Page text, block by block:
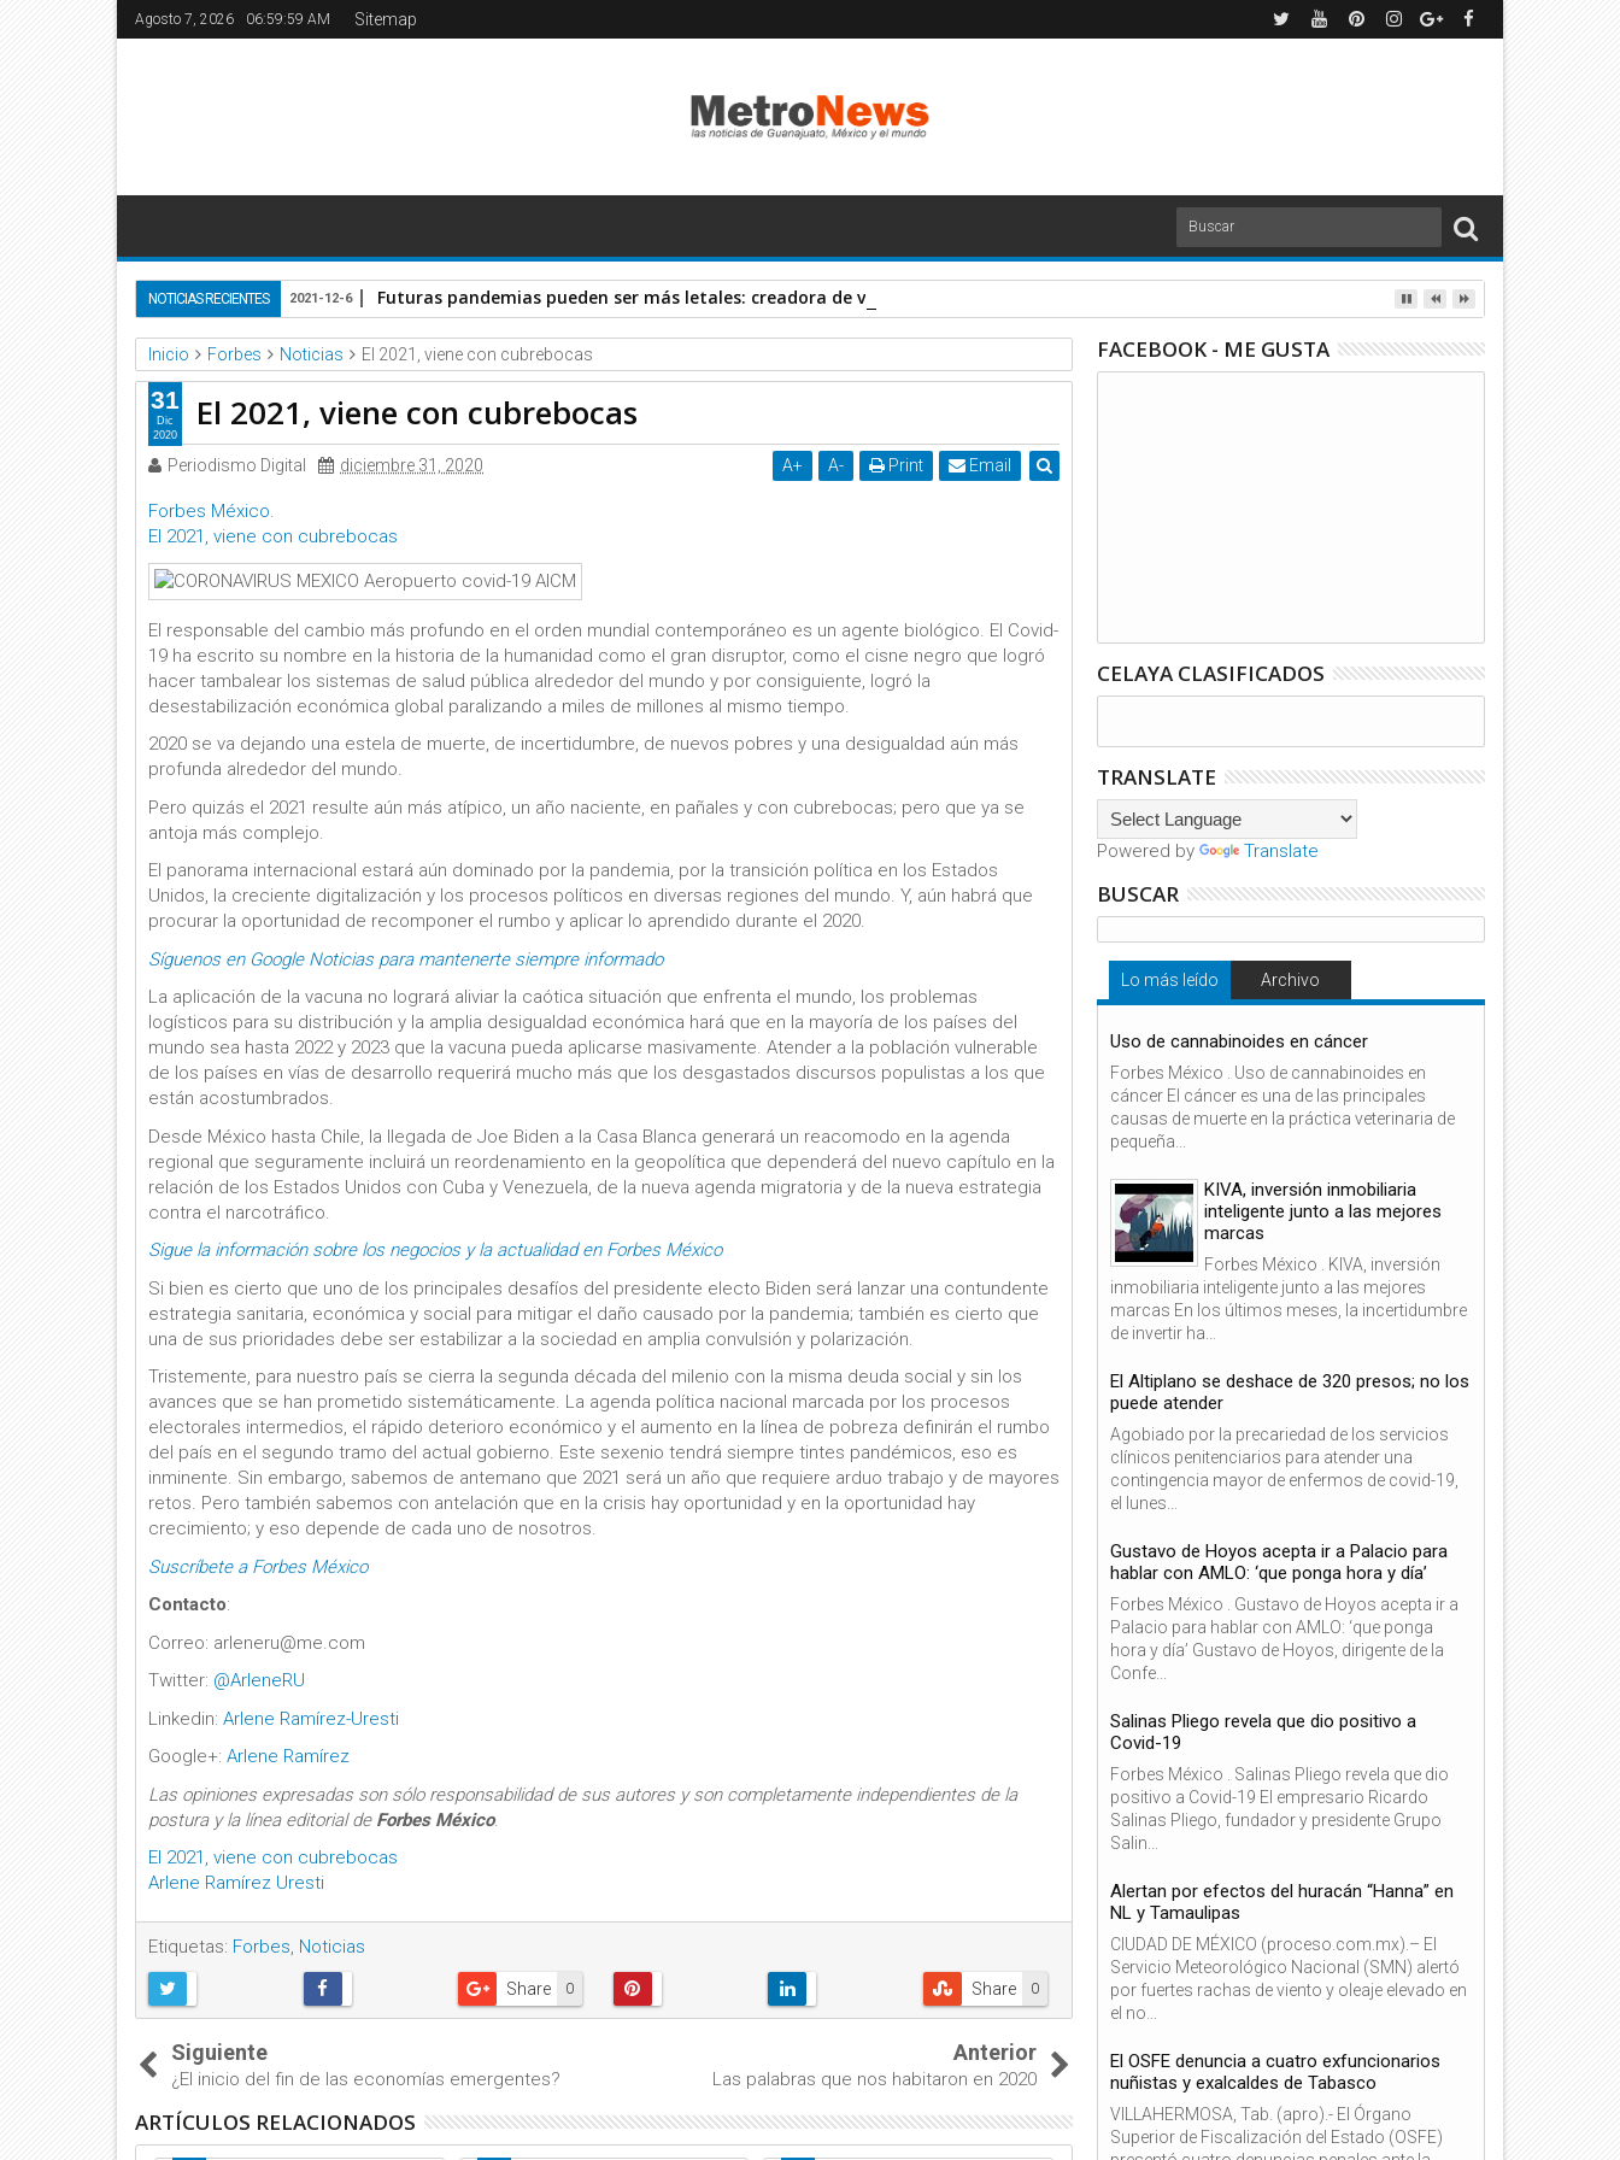
Agosto 7, 2026 07:00:00 AM Sitemap
NOTICIAS RECIENTES Futuras pandemias pueden ser más letales: creadora de vacuna AstraZeneca
2021-12-6
Inicio Forbes Noticias El 2021, viene con cubrebocas
El 2021, viene con cubrebocas
Periodismo Digital diciembre 31, 2020 A+ A- Print Email
Forbes México.
El 2021, viene con cubrebocas
El responsable del cambio más profundo en el orden mundial contemporáneo es un agente biológico. El Covid-
19 ha escrito su nombre en la historia de la humanidad como el gran disruptor, como el cisne negro que logró
hacer tambalear los sistemas de salud pública alrededor del mundo y por consiguiente, logró la
desestabilización económica global paralizando a miles de millones al mismo tiempo.
2020 se va dejando una estela de muerte, de incertidumbre, de nuevos pobres y una desigualdad aún más
profunda alrededor del mundo.
Pero quizás el 2021 resulte aún más atípico, un año naciente, en pañales y con cubrebocas; pero que ya se
antoja más complejo.
El panorama internacional estará aún dominado por la pandemia, por la transición política en los Estados
Unidos, la creciente digitalización y los procesos políticos en diversas regiones del mundo. Y, aún habrá que
procurar la oportunidad de recomponer el rumbo y aplicar lo aprendido durante el 2020.
Síguenos en Google Noticias para mantenerte siempre informado
La aplicación de la vacuna no logrará aliviar la caótica situación que enfrenta el mundo, los problemas
logísticos para su distribución y la amplia desigualdad económica hará que en la mayoría de los países del
mundo sea hasta 2022 y 2023 que la vacuna pueda aplicarse masivamente. Atender a la población vulnerable
de los países en vías de desarrollo requerirá mucho más que los desgastados discursos populistas a los que
están acostumbrados.
Desde México hasta Chile, la llegada de Joe Biden a la Casa Blanca generará un reacomodo en la agenda
regional que seguramente incluirá un reordenamiento en la geopolítica que dependerá del nuevo capítulo en la
relación de los Estados Unidos con Cuba y Venezuela, de la nueva agenda migratoria y de la nueva estrategia
contra el narcotráfico.
Sigue la información sobre los negocios y la actualidad en Forbes México
Si bien es cierto que uno de los principales desafíos del presidente electo Biden será lanzar una contundente
estrategia sanitaria, económica y social para mitigar el daño causado por la pandemia; también es cierto que
una de sus prioridades debe ser estabilizar a la sociedad en amplia convulsión y polarización.
Tristemente, para nuestro país se cierra la segunda década del milenio con la misma deuda social y sin los
avances que se han prometido sistemáticamente. La agenda política nacional marcada por los procesos
electorales intermedios, el rápido deterioro económico y el aumento en la línea de pobreza definirán el rumbo
del país en el segundo tramo del actual gobierno. Este sexenio tendrá siempre tintes pandémicos, eso es
inminente. Sin embargo, sabemos de antemano que 2021 será un año que requiere arduo trabajo y de mayores
retos. Pero también sabemos con antelación que en la crisis hay oportunidad y en la oportunidad hay
crecimiento; y eso depende de cada uno de nosotros.
Suscríbete a Forbes México
Contacto:
Correo: arleneru@me.com
Twitter: @ArleneRU
Linkedin: Arlene Ramírez-Uresti
Google+: Arlene Ramírez
Las opiniones expresadas son sólo responsabilidad de sus autores y son completamente independientes de la
postura y la línea editorial de Forbes México.
El 2021, viene con cubrebocas
Arlene Ramírez Uresti
Etiquetas: Forbes Noticias
0
Share 0
Share
31
Dic
2020
Siguiente
¿El inicio del fin de las economías emergentes?
Anterior
Las palabras que nos habitaron en 2020
ARTÍCULOS RELACIONADOS
FACEBOOK - ME GUSTA
CELAYA CLASIFICADOS
TRANSLATE
Powered by Translate
BUSCAR
Lo más leído Archivo
Uso de cannabinoides en cáncer
Forbes México . Uso de cannabinoides en
cáncer El cáncer es una de las principales
causas de muerte en la práctica veterinaria de
pequeña...
KIVA, inversión inmobiliaria
inteligente junto a las mejores
marcas
Forbes México . KIVA, inversión
inmobiliaria inteligente junto a las mejores
marcas En los últimos meses, la incertidumbre
de invertir ha...
El Altiplano se deshace de 320 presos; no los
puede atender
Agobiado por la precariedad de los servicios
clínicos penitenciarios para atender una
contingencia mayor de enfermos de covid-19,
el lunes...
Gustavo de Hoyos acepta ir a Palacio para
hablar con AMLO: ‘que ponga hora y día’
Forbes México . Gustavo de Hoyos acepta ir a
Palacio para hablar con AMLO: ‘que ponga
hora y día’ Gustavo de Hoyos, dirigente de la
Confe...
Salinas Pliego revela que dio positivo a
Covid-19
Forbes México . Salinas Pliego revela que dio
positivo a Covid-19 El empresario Ricardo
Salinas Pliego, fundador y presidente Grupo
Salin...
Alertan por efectos del huracán “Hanna” en
NL y Tamaulipas
CIUDAD DE MÉXICO (proceso.com.mx).– El
Servicio Meteorológico Nacional (SMN) alertó
por fuertes rachas de viento y oleaje elevado en
el no...
El OSFE denuncia a cuatro exfuncionarios
nuñistas y exalcaldes de Tabasco
VILLAHERMOSA, Tab. (apro).- El Órgano
Superior de Fiscalización del Estado (OSFE)